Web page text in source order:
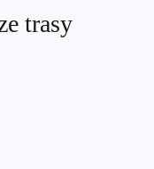
trasy